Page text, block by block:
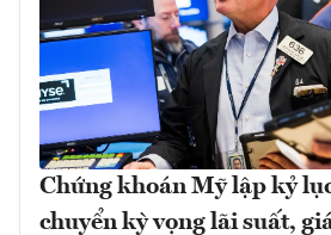
Chứng khoán Mỹ lập kỷ
chuyển kỳ vọng lãi suất,